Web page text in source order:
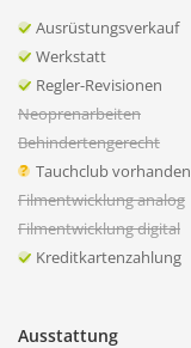
Ausrüstungsverkauf
Werkstatt
Regler-Revisionen
Neoprenarbeiten
Behindertengerecht
Tauchclub vorhanden
Filmentwicklung analog
Filmentwicklung digital
Kreditkartenzahlung
Ausstattung